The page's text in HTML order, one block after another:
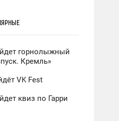
горнолыжный
Кремль»
VK Fest
квиз по Гарри